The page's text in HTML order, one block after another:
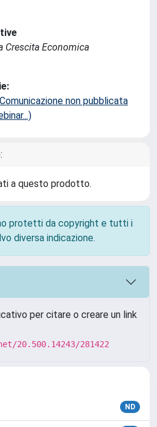
Crescita Economica
non pubblicata
a questo prodotto.
protetti da copyright e tutti i
diversa indicazione.
per citare o creare un link
20.500.14243/281422
ND